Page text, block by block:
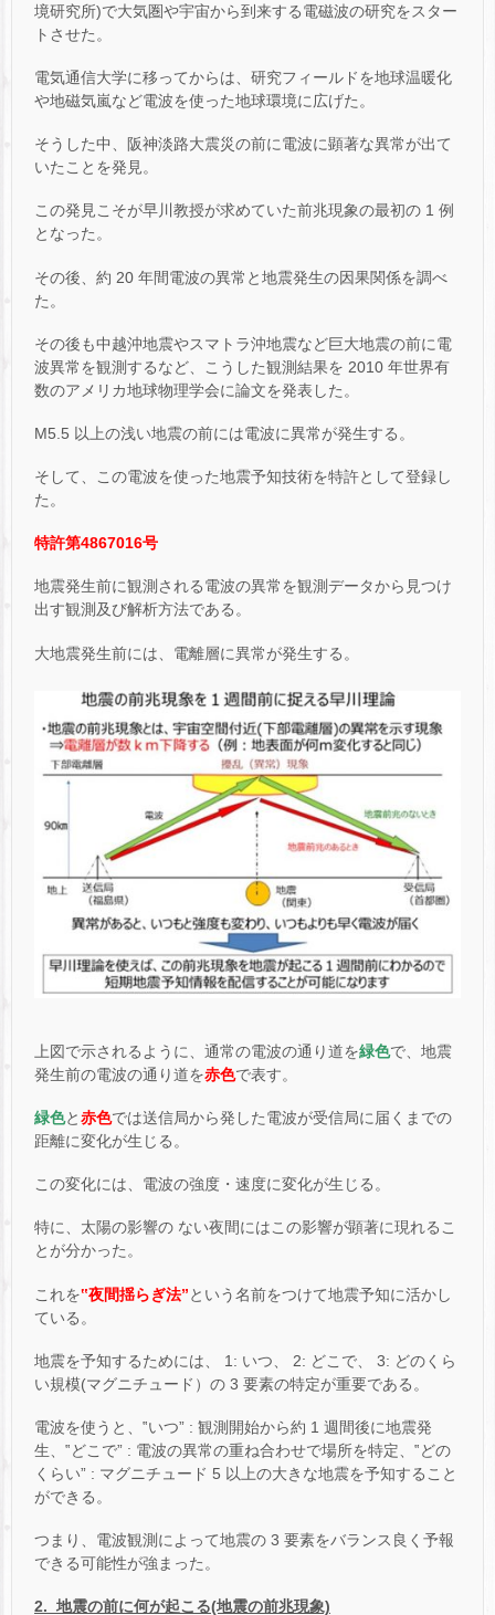
境研究所)で大気圏や宇宙から到来する電磁波の研究をスター
トさせた。
電気通信大学に移ってからは、研究フィールドを地球温暖化
や地磁気嵐など電波を使った地球環境に広げた。
そうした中、阪神淡路大震災の前に電波に顕著な異常が出て
いたことを発見。
この発見こそが早川教授が求めていた前兆現象の最初の 1 例
となった。
その後、約 20 年間電波の異常と地震発生の因果関係を調べ
た。
その後も中越沖地震やスマトラ沖地震など巨大地震の前に電
波異常を観測するなど、こうした観測結果を 2010 年世界有
数のアメリカ地球物理学会に論文を発表した。
M5.5 以上の浅い地震の前には電波に異常が発生する。
そして、この電波を使った地震予知技術を特許として登録し
た。
特許第4867016号
地震発生前に観測される電波の異常を観測データから見つけ
出す観測及び解析方法である。
大地震発生前には、電離層に異常が発生する。
上図で示されるように、通常の電波の通り道を緑色で、地震
発生前の電波の通り道を赤色で表す。
緑色と赤色では送信局から発した電波が受信局に届くまでの
距離に変化が生じる。
この変化には、電波の強度・速度に変化が生じる。
特に、太陽の影響の ない夜間にはこの影響が顕著に現れるこ
とが分かった。
これを‟夜間揺らぎ法”という名前をつけて地震予知に活かし
ている。
地震を予知するためには、 1: いつ、 2: どこで、 3: どのくら
い規模(マグニチュード）の 3 要素の特定が重要である。
電波を使うと、‟いつ” : 観測開始から約 1 週間後に地震発
生、‟どこで” : 電波の異常の重ね合わせで場所を特定、‟どの
くらい” : マグニチュード 5 以上の大きな地震を予知すること
ができる。
つまり、電波観測によって地震の 3 要素をバランス良く予報
できる可能性が強まった。
2. 地震の前に何が起こる(地震の前兆現象)